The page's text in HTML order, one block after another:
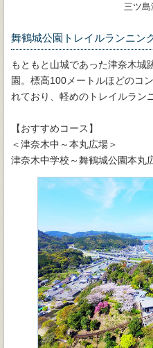
三ツ
舞鶴城公園トレイルランニン
もともと山城であった津奈木城
園。標高100メートルほどのコ
れており、軽めのトレイルラン
【おすすめコース】
＜津奈木中～本丸広場＞
津奈木中学校～舞鶴城公園本丸